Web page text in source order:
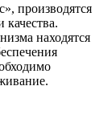
производятся
находятся